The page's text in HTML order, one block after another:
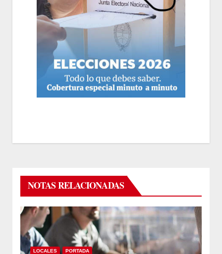
NOTAS RELACIONADAS
LOCALES PORTADA